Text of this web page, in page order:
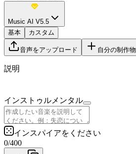
Music AI V5.5
基本
カスタム
音声をアップロード 自分の制作物
説明
インストゥルメンタル
インスパイアをください
0/400